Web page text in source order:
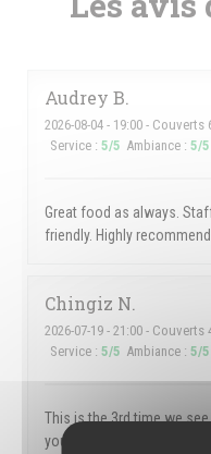
Audrey B
2026-08-04 - 19:00 - Couverts
Service : 5/5 Ambiance : 5/5
Great food as always.
friendly. Highly
Chingiz N
2026-07-19 - 21:00 - Couverts
Service : 5/5 Ambiance : 5/5
This is the 3rd time we
you! Good atmosphere,